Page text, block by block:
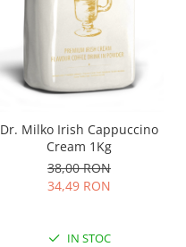
Dr. Milko Irish Cappuccino
Cream 1Kg
38,00 RON
34,49 RON
IN STOC